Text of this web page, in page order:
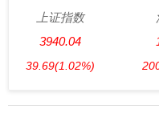
上证指数
3940.04
39.69(1.02%)